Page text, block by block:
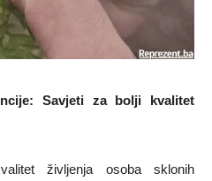
Savjeti za bolji kvalitet
življenja osoba sklonih